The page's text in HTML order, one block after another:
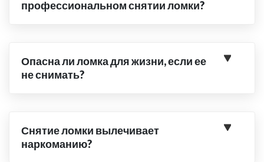
профессиональном снятии ломки?
Опасна ли ломка для жизни, если ее
не снимать?
Снятие ломки вылечивает
наркоманию?